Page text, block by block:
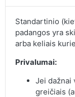
Standartinio
padangos yra
arba keliais
Privalumai:
Jei dažnai
greičiais